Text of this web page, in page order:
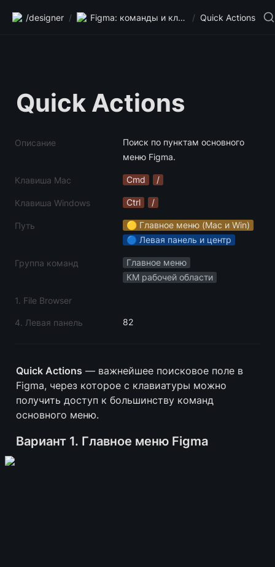
/designer / Figma: команды и клавиши / Quick Actions
Quick Actions
Описание
Поиск по пунктам основного
меню Figma.
Клавиша Mac Cmd /
Клавиша Windows Ctrl /
Путь
🟡 Главное меню (Mac и Win)
🔵 Левая панель и центр
Группа команд
Главное меню
КМ рабочей области
1. File Browser
4. Левая панель 82
Quick Actions — важнейшее поисковое поле в
Figma, через которое с клавиатуры можно
получить доступ к большинству команд
основного меню.
Вариант 1. Главное меню Figma